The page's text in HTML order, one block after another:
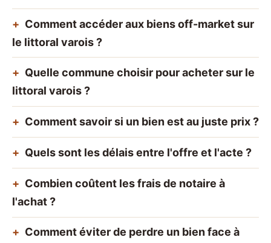
Comment accéder aux biens off-market sur
le littoral varois ?
Quelle commune choisir pour acheter sur le
littoral varois ?
Comment savoir si un bien est au juste prix ?
Quels sont les délais entre l'offre et l'acte ?
Combien coûtent les frais de notaire à
l'achat ?
Comment éviter de perdre un bien face à